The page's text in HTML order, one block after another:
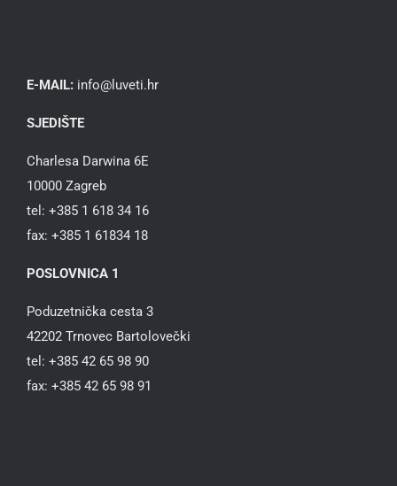
E-MAIL: info@luveti.hr
SJEDIŠTE
Charlesa Darwina 6E
10000 Zagreb
tel: +385 1 618 34 16
fax: +385 1 61834 18
POSLOVNICA 1
Poduzetnička cesta 3
42202 Trnovec Bartolovečki
tel: +385 42 65 98 90
fax: +385 42 65 98 91